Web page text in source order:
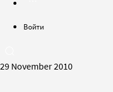
Войти
29 November 2010